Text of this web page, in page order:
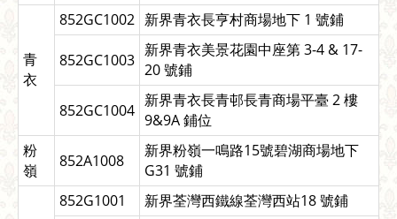
青
衣
852GC1002 新界青衣長亨村商場地下 1 號鋪
852GC1003
新界青衣美景花園中座第 3-4 & 17-
20 號鋪
852GC1004
新界青衣長青邨長青商場平臺 2 樓
9&9A 鋪位
粉
嶺
852A1008
新界粉嶺一鳴路15號碧湖商場地下
G31 號鋪
852G1001 新界荃灣西鐵線荃灣西站18 號鋪